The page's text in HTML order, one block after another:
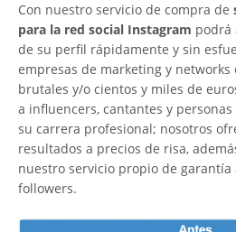
Con nuestro servicio de compra de
para la red social Instagram podrá
de su perfil rápidamente y sin
empresas de marketing y networks
brutales y/o cientos y miles de
a influencers, cantantes y
su carrera profesional; nosotros
resultados a precios de risa,
nuestro servicio propio de
followers.